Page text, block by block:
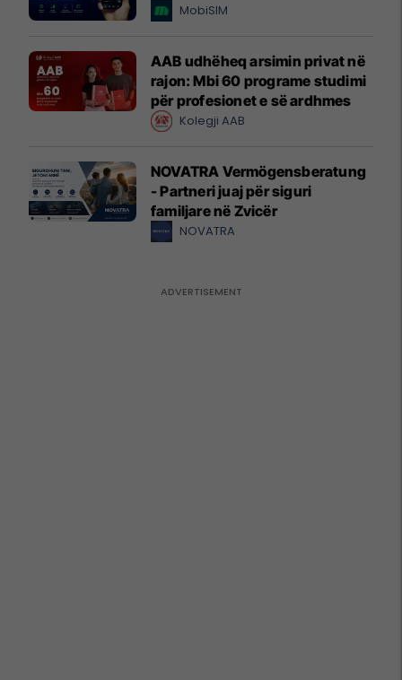
MobiSIM
AAB udhëheq arsimin privat në
rajon: Mbi 60 programe studimi
për profesionet e së ardhmes
Kolegji AAB
NOVATRA Vermögensberatung
- Partneri juaj për siguri
familjare në Zvicër
NOVATRA